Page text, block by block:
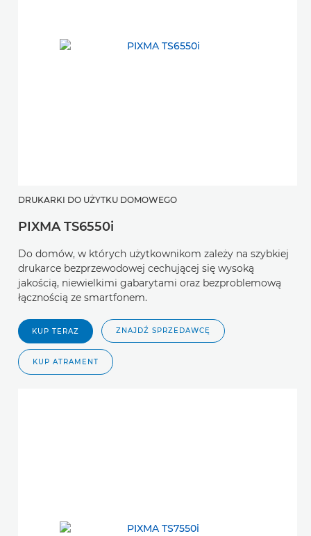
DRUKARKI DO UŻYTKU DOMOWEGO
PIXMA TS6550i
Do domów, w których użytkownikom zależy na szybkiej
drukarce bezprzewodowej cechującej się wysoką
jakością, niewielkimi gabarytami oraz bezproblemową
łącznością ze smartfonem.
KUP TERAZ ZNAJDŹ SPRZEDAWCĘ
KUP ATRAMENT